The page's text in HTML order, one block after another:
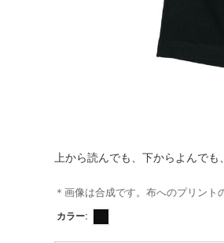
上から読んでも、下からよんで
＊画像は合成です。布へのプリント
カラー: